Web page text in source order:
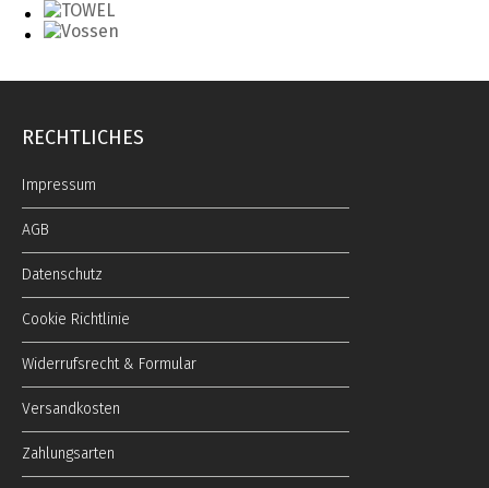
RECHTLICHES
Impressum
AGB
Datenschutz
Cookie Richtlinie
Widerrufsrecht & Formular
Versandkosten
Zahlungsarten